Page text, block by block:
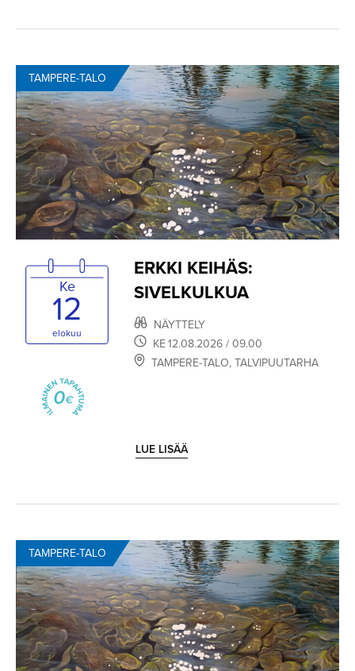
Ke
12
elokuu
TAMPERE-TALO
ERKKI KEIHÄS:
SIVELKULKUA
NÄYTTELY
KE12.08.2026/ 09.00
TAMPERE-TALO,TALVIPUUTARHA
LUE LISÄÄ
TAMPERE-TALO